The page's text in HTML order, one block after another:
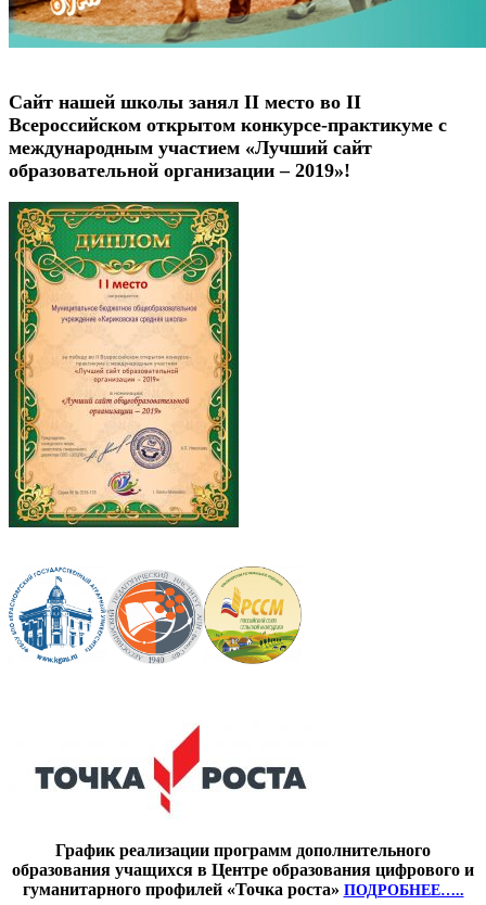
Сайт нашей школы занял II место во II
Всероссийском открытом конкурсе-практикуме с
международным участием «Лучший сайт
образовательной организации – 2019»!
График реализации программ дополнительного
образования учащихся в Центре образования цифрового и
гуманитарного профилей «Точка роста» ПОДРОБНЕЕ…..